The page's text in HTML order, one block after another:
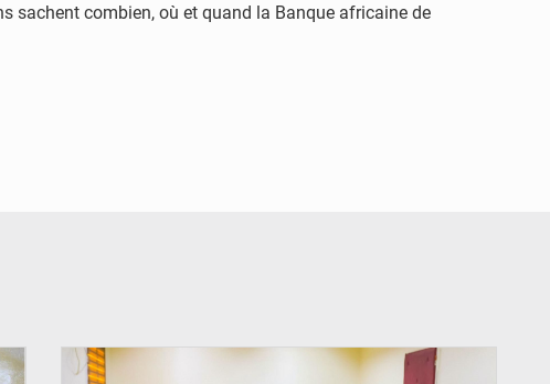
sachent combien, où et quand la Banque africaine de